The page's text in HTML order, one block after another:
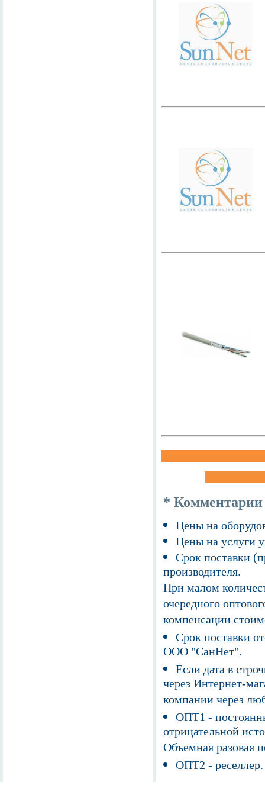
* Комментарии
Цены на
Цены на услуги
Срок поставки
производителя.
При малом
очередного
компенсации
Срок поставки
ООО "СанНет".
Если дата в
через Интернет-
компании через
ОПТ1 -
отрицательной
Объемная разовая
ОПТ2 -